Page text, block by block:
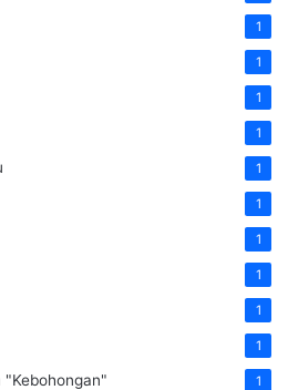
1
1
1
1
1
1
1
1
1
1
"Kebohongan" 1